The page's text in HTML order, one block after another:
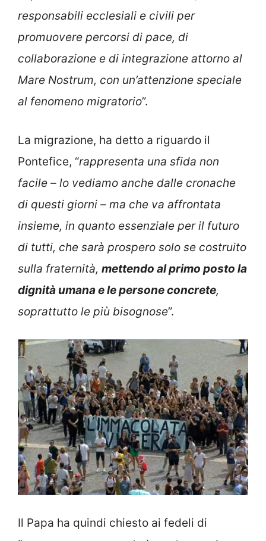
responsabili ecclesiali e civili per
promuovere percorsi di pace, di
collaborazione e di integrazione attorno al
Mare Nostrum, con un’attenzione speciale
al fenomeno migratorio”.
La migrazione, ha detto a riguardo il
Pontefice, “rappresenta una sfida non
facile – lo vediamo anche dalle cronache
di questi giorni – ma che va affrontata
insieme, in quanto essenziale per il futuro
di tutti, che sarà prospero solo se costruito
sulla fraternità, mettendo al primo posto la
dignità umana e le persone concrete,
soprattutto le più bisognose”.
Il Papa ha quindi chiesto ai fedeli di